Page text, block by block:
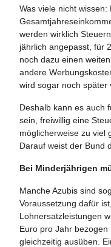
Was viele nicht wissen:
werden wirklich
jährlich angepasst, für
noch dazu einen
andere
wird sogar noch später
Deshalb kann es auch
sein, freiwillig eine
möglicherweise zu viel
Darauf weist der Bund
Bei Minderjährigen
Manche Azubis sind
Voraussetzung dafür
Lohnersatzleistungen
Euro pro Jahr
gleichzeitig ausüben.